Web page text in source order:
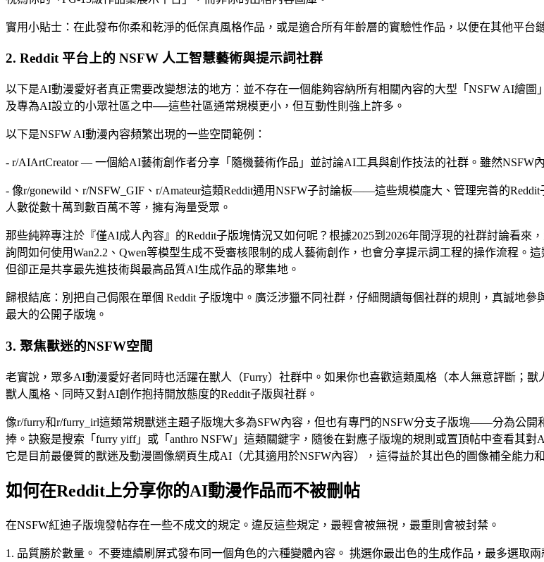
實用小貼士：在此發布你柔和乾淨的低保真風格作品，或是適合所有年齡層的實驗性作品，以便在其他平台
2. Reddit 平台上的 NSFW 人工智慧藝術與提示詞社群
以下是AI動漫愛好者真正需要改變想法的地方：並不存在一個能夠容納所有相關內容的大型「NSFW AI繪
及專為AI設立的小眾社區之中──這些社區通常規模更小，但互動性則強上許多。
以下是NSFW AI動漫內容頻繁出現的一些空間範例：
- r/AIArtCreator — 一個給AI藝術創作者分享「隨機藝術作品」並討論AI工具與創作技法的社群。雖然NSFW
- 像r/gonewild、r/NSFW_GIF、r/Amateur這類Reddit通用NSFW子討論板——這些規模龐大、管理完善的
人數從數十萬到數百萬不等，擁有海量受眾。
那些純粹專注於『僅AI成人內容』的Reddit子版塊情況又如何呢？根據2025到2026年間浮現的社群討論看
詢問如何使用Wan2.2、Qwen等模型生成不受審核限制的成人藝術創作，也會分享提示詞工程的操作流程。
但卻正是共享最先進技術與最高品質AI生成作品的聚集地。
歸根結底：別把自己侷限在單個 Reddit 子版塊中。廣泛涉獵不同社群，仔細閱讀每個社群的規則，真誠地
最大的公開子版塊。
3. 聚焦獸迷的NSFW空間
老實說，眾多AI動漫愛好者同時也活躍在獸人（Furry）社群中。如果你也喜歡這類風格（本人無意評斷；
獸人風格、同時又對AI創作抱持開放態度的Reddit子版與社群。
像r/furry和r/furry_irl這類常規獸迷主題子版塊大多為SFW內容，但也有專門的NSFW分支子版塊——分為公
捧。訣竅是搜索「furry yiff」或「anthro NSFW」這類關鍵字，隨後在對應子版塊的規則或置頂帖中查看其
它是目前最優質的獸迷及動漫圖像網頁生成AI（尤其適用於NSFW內容），這得益於其出色的圖像補全能力
如何在Reddit上分享你的AI動漫作品而不被刪帖
在NSFW紅迪子版塊發帖存在一些不成文的規定。違反這些規定，最輕會被無視，最重則會被封禁。
1. 品質勝於數量。 不要連續刷屏式發布同一個角色的六種變體內容。 挑選你最出色的生成作品，最多選取